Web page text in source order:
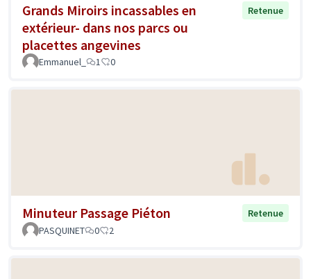
Grands Miroirs incassables en
extérieur- dans nos parcs ou
placettes angevines
Retenue
Emmanuel_ 1 0
Minuteur Passage Piéton
Retenue
PASQUINET
0 2